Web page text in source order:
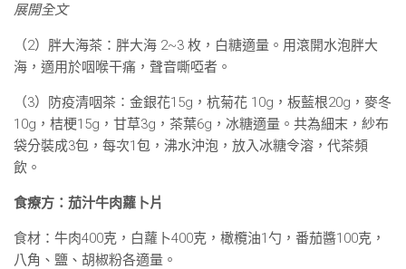
展開全文
（2）胖大海茶：胖大海 2~3 枚，白糖適量。用滾開水泡胖大
海，適用於咽喉干痛，聲音嘶啞者。
（3）防疫清咽茶∶金銀花15g，杭菊花 10g，板藍根20g，麥冬
10g，桔梗15g，甘草3g，茶葉6g，冰糖適量。共為細末，紗布
袋分裝成3包，每次1包，沸水沖泡，放入冰糖令溶，代茶頻
飲。
食療方：茄汁牛肉蘿卜片
食材：牛肉400克，白蘿卜400克，橄欖油1勺，番茄醬100克，
八角、鹽、胡椒粉各適量。